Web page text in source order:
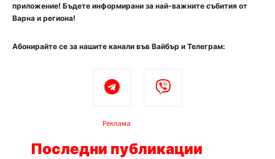
приложение! Бъдете информирани за най-важните събития от
Варна и региона!
Абонирайте се за нашите канали във Вайбър и Телеграм:
Реклама
Последни публикации